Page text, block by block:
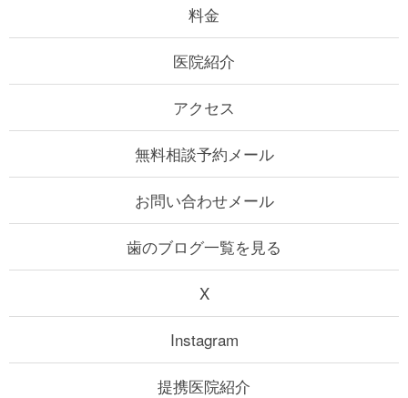
料金
医院紹介
アクセス
無料相談予約メール
お問い合わせメール
歯のブログ一覧を見る
X
Instagram
提携医院紹介